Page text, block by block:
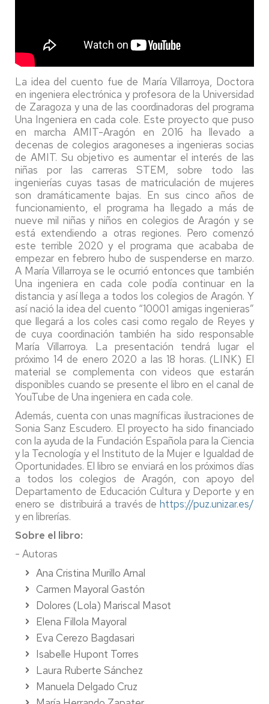
La idea del cuento fue de María Villarroya, Doctora
en ingeniera electrónica y profesora de la Universidad
de Zaragoza y una de las coordinadoras del programa
Una Ingeniera en cada cole. Este proyecto que puso
en marcha AMIT-Aragón en 2016 ha llevado a
decenas de colegios aragoneses a ingenieras socias
de AMIT. Su objetivo es aumentar el interés de las
niñas por las carreras STEM, sobre todo las
ingenierías cuyas tasas de matriculación de mujeres
son dramáticamente bajas. En sus cinco años de
funcionamiento, el programa ha llegado a más de
nueve mil niñas y niños en colegios de Aragón y se
está extendiendo a otras regiones. Pero comenzó
este terrible 2020 y el programa que acababa de
empezar en febrero hubo de suspenderse en marzo.
A María Villarroya se le ocurrió entonces que también
Una ingeniera en cada cole podía continuar en la
distancia y así llega a todos los colegios de Aragón. Y
así nació la idea del cuento “10001 amigas ingenieras”
que llegará a los coles casi como regalo de Reyes y
de cuya coordinación también ha sido responsable
María Villarroya. La presentación tendrá lugar el
próximo 14 de enero 2020 a las 18 horas. (LINK) El
material se complementa con videos que estarán
disponibles cuando se presente el libro en el canal de
YouTube de Una ingeniera en cada cole.
Además, cuenta con unas magníficas ilustraciones de
Sonia Sanz Escudero. El proyecto ha sido financiado
con la ayuda de la Fundación Española para la Ciencia
y la Tecnología y el Instituto de la Mujer e Igualdad de
Oportunidades. El libro se enviará en los próximos días
a todos los colegios de Aragón, con apoyo del
Departamento de Educación Cultura y Deporte y en
enero se distribuirá a través de https://puz.unizar.es/
y en librerías.
Sobre el libro:
- Autoras
Ana Cristina Murillo Arnal
Carmen Mayoral Gastón
Dolores (Lola) Mariscal Masot
Elena Fillola Mayoral
Eva Cerezo Bagdasari
Isabelle Hupont Torres
Laura Ruberte Sánchez
Manuela Delgado Cruz